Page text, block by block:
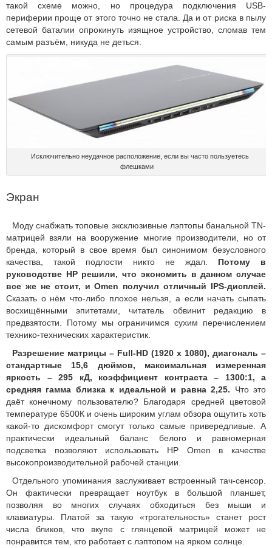
такой схеме можно, но процедура подключения USB-
периферии проще от этого точно не стала. Да и от риска в пылу
сетевой баталии опрокинуть изящное устройство, сломав тем
самым разъём, никуда не деться.
Исключительно неудачное расположение, если вы часто пользуетесь
флешками
Экран
Моду снабжать топовые эксклюзивные лэптопы банальной TN-
матрицей взяли на вооружение многие производители, но от
бренда, который в свое время был синонимом безусловного
качества, такой подлости никто не ждал. Потому в
руководстве HP решили, что экономить в данном случае
все же не стоит, и Omen получил отличный IPS-дисплей.
Сказать о нём что-либо плохое нельзя, а если начать сыпать
восхищёнными эпитетами, читатель обвинит редакцию в
предвзятости. Потому мы ограничимся сухим перечислением
технико-технических характеристик.
Разрешение матрицы – Full-HD (1920 x 1080), диагональ –
стандартные 15,6 дюймов, максимальная измеренная
яркость – 295 кД, коэффициент контраста – 1300:1, а
средняя гамма близка к идеальной и равна 2,25. Что это
даёт конечному пользователю? Благодаря средней цветовой
температуре 6500К и очень широким углам обзора ощутить хоть
какой-то дискомфорт смогут только самые привередливые. А
практически идеальный баланс белого и равномерная
подсветка позволяют использовать HP Omen в качестве
высокопроизводительной рабочей станции.
Отдельного упоминания заслуживает встроенный тач-сенсор.
Он фактически превращает ноутбук в большой планшет,
позволяя во многих случаях обходиться без мыши и
клавиатуры. Платой за такую «трогательность» станет рост
числа бликов, что вкупе с глянцевой матрицей может не
понравится тем, кто работает с лэптопом на ярком солнце.